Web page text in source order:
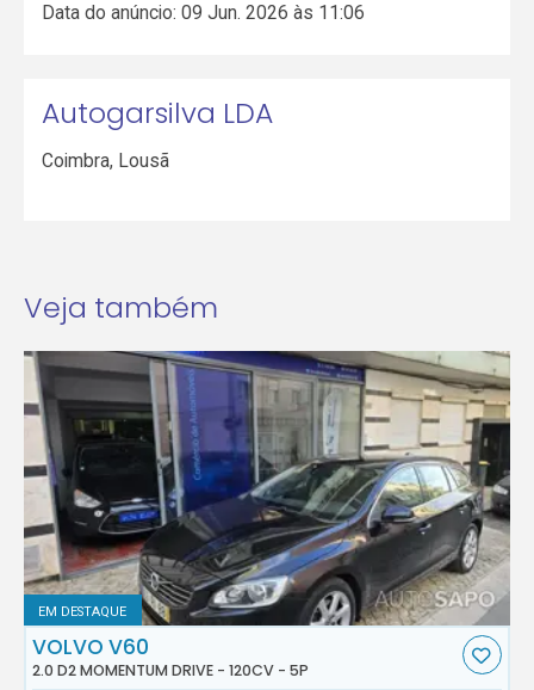
Data do anúncio: 09 Jun. 2026 às 11:06
Autogarsilva LDA
Coimbra, Lousã
Veja também
EM DESTAQUE
VOLVO V60
2.0 D2 MOMENTUM DRIVE - 120CV - 5P